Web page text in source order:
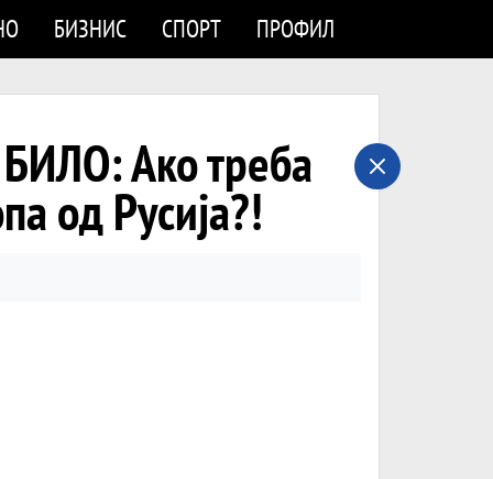
БИЗНИС СПОРТ ПРОФИЛ
Ако треба
од Русија?!